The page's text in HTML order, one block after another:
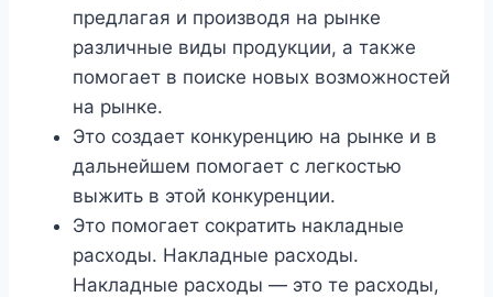
предлагая и производя на рынке
различные виды продукции, а также
помогает в поиске новых возможностей
на рынке.
Это создает конкуренцию на рынке и в
дальнейшем помогает с легкостью
выжить в этой конкуренции.
Это помогает сократить накладные
расходы. Накладные расходы.
Накладные расходы — это те расходы,